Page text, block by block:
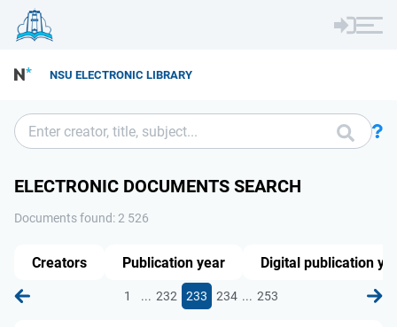
NSU ELECTRONIC LIBRARY
ELECTRONIC DOCUMENTS SEARCH
Documents found: 2 526
1 ... 232 233 234 ... 253
Creators Publication year Digital publication